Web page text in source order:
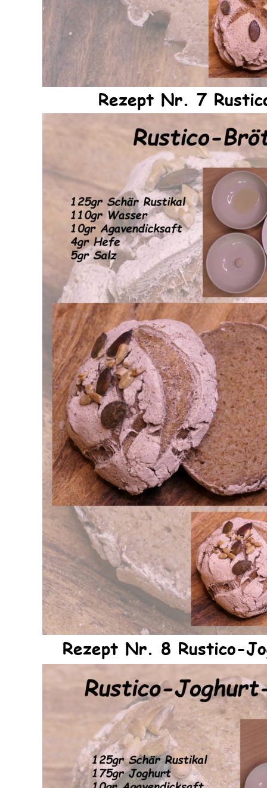
Rezept Nr. 7
Rezept Nr. 8 Rustico-